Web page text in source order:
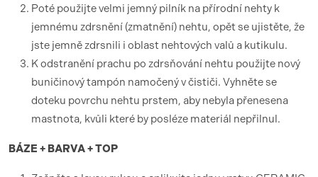
Poté použijte velmi jemný pilník na přírodní nehty k
jemnému zdrsnění (zmatnění) nehtu, opět se ujistěte, že
jste jemně zdrsnili i oblast nehtových valů a kutikulu.
K odstranění prachu po zdrsňování nehtu použijte nový
buničinový tampón namočený v čističi. Vyhněte se
doteku povrchu nehtu prstem, aby nebyla přenesena
mastnota, kvůli které by posléze materiál nepřilnul.
BÁZE + BARVA + TOP